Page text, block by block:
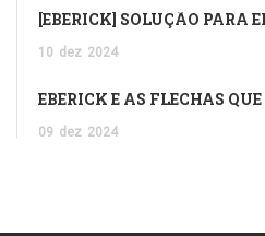
[EBERICK] SOLUÇÃO PARA
10 dez 2024
EBERICK E AS FLECHAS
09 dez 2024